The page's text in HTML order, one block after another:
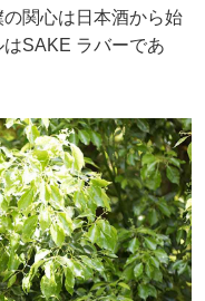
関心は日本酒から始
SAKE ラバーであ